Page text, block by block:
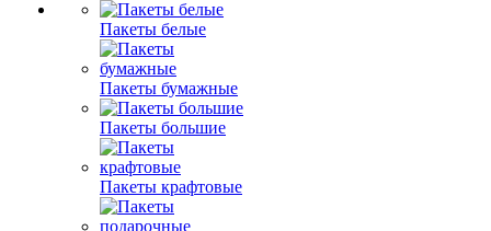
Пакеты белые
Пакеты бумажные
Пакеты большие
Пакеты крафтовые